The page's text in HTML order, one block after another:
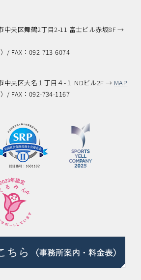
中央区舞鶴2丁目2-11 富士ビル赤坂8F →
/ FAX：092-713-6074
中央区大名１丁目４-１ NDビル2F → MAP
/ FAX：092-734-1167